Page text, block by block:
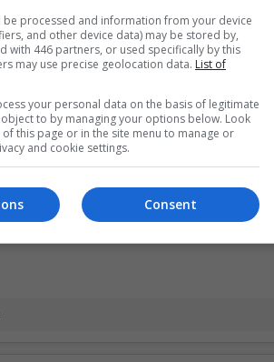
e sozinho
infância e adolescência nos WE de PS1 e
processed and information from your device
and other device data) may be stored by,
with 446 partners, or used specifically by this
may use precise geolocation data. List of
your personal data on the basis of legitimate
to by managing your options below. Look
this page or in the site menu to manage or
and cookie settings.
Consent